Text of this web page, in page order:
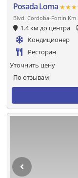
Posada Loma
Blvd. Cordoba-Fortin
1.4 км до центра
Кондиционер
Ресторан
По отзывам
Уточнить цену